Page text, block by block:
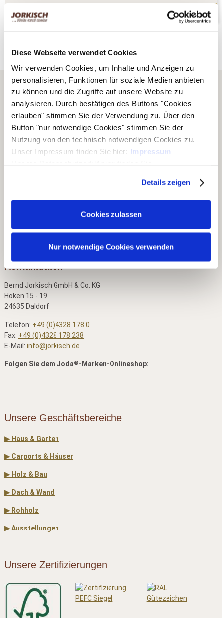
Diese Webseite verwendet Cookies
Wir verwenden Cookies, um Inhalte und Anzeigen zu
personalisieren, Funktionen für soziale Medien anbieten
zu können und die Zugriffe auf unsere Website zu
analysieren. Durch bestätigen des Buttons "Cookies
erlauben" stimmen Sie der Verwendung zu. Über den
Button "nur notwendige Cookies" stimmen Sie der
Nutzung von den technisch notwendigen Cookies zu.
Unser Impressum finden Sie hier: Impressum
Details zeigen
Cookies zulassen
Nur notwendige Cookies verwenden
Wir von Jorkisch geben täglich unser Bestes. An mehreren
Holz. Stets für eine natürlich gestaltete Umwelt.
Kontaktdaten
Bernd Jorkisch GmbH & Co. KG
Hoken 15 - 19
24635 Daldorf
Telefon: +49 (0)4328 178 0
Fax: +49 (0)4328 178 238
E-Mail: info@jorkisch.de
Folgen Sie dem Joda®-Marken-Onlineshop:
Unsere Geschäftsbereiche
▶ Haus & Garten
▶ Carports & Häuser
▶ Holz & Bau
▶ Dach & Wand
▶ Rohholz
▶ Ausstellungen
Unsere Zertifizierungen